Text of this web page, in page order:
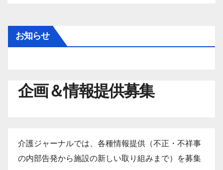
お知らせ
企画＆情報提供募集
介護ジャーナルでは、各種情報提供（不正・不祥事
の内部告発から施設の新しい取り組みまで）を募集